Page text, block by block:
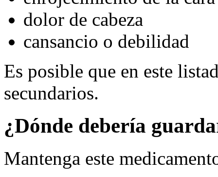
dolor de cabeza
cansancio o debilidad
Es posible que en este
secundarios.
¿Dónde debería
Mantenga este